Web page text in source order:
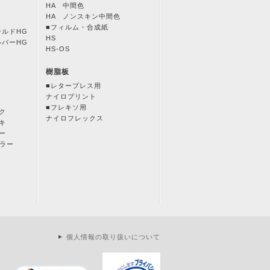
ドHG
ーHG
ー
HA 中間色
HA ノンスキン中間色
■フィルム・合成紙
HS
HS-OS
樹脂板
■レタープレス用
ナイロプリント
■フレキソ用
ナイロフレックス
個人情報の取り扱いについて